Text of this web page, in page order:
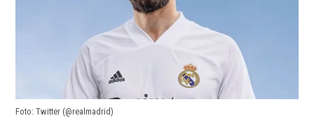
Foto: Twitter (@realmadrid)